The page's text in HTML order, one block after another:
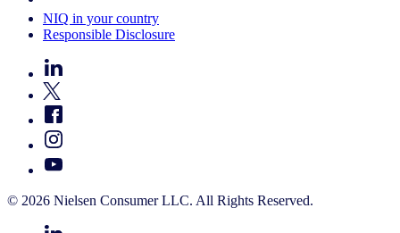
NIQ in your country
Responsible Disclosure
© 2026 Nielsen Consumer LLC. All Rights Reserved.